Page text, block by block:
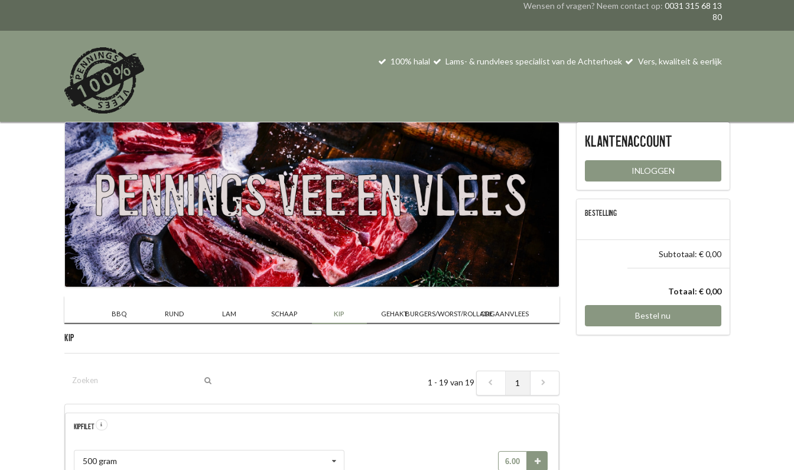
Wensen of vragen? Neem contact op: 0031 315 68 13
80
100% halal Lams- & rundvlees specialist van de Achterhoek Vers, kwaliteit & eerlijk
BBQ RUND LAM SCHAAP KIP GEHAKTBURGERS/WORST/ROLLADEORGAANVLEES
KIP
1 - 19 van 19 1
KIPFILET
500 gram 6.00
Klantenaccount
INLOGGEN
BESTELLING
Subtotaal: € 0,00
Totaal: € 0,00
Bestel nu